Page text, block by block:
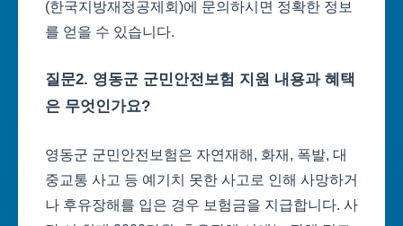
(한국지방재정공제회)에 문의하시면 정확한 정보
를 얻을 수 있습니다.
질문2. 영동군 군민안전보험 지원 내용과 혜택
은 무엇인가요?
영동군 군민안전보험은 자연재해, 화재, 폭발, 대
중교통 사고 등 예기치 못한 사고로 인해 사망하거
나 후유장해를 입은 경우 보험금을 지급합니다. 사